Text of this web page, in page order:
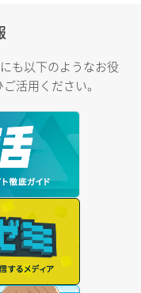
も以下のようなお役
活用ください。